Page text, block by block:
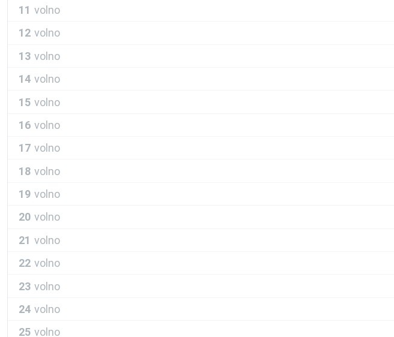
11 volno
12 volno
13 volno
14 volno
15 volno
16 volno
17 volno
18 volno
19 volno
20 volno
21 volno
22 volno
23 volno
24 volno
25 volno